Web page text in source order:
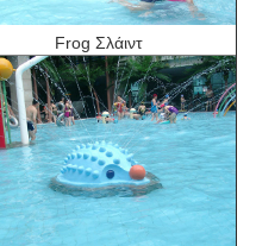
Frog Σλάιντ